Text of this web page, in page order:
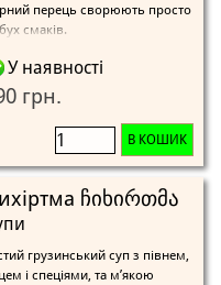
перець сворюють просто
смаків.
У наявності
грн.
В КОШИК
ჩიხირთმა
грузинський суп з півнем,
і спеціями, та м’якою